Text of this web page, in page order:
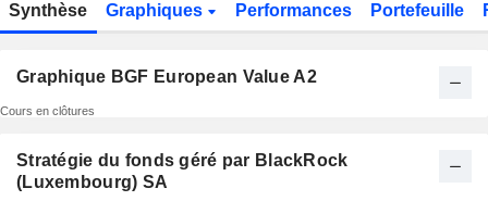
Synthèse Graphiques Performances Portefeuille
Graphique BGF European Value A2
Cours en clôtures
Stratégie du fonds géré par BlackRock
(Luxembourg) SA